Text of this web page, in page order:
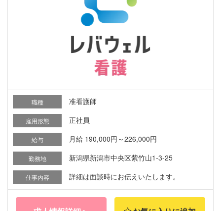
職種 准看護師
雇用形態 正社員
給与 月給 190,000円～226,000円
勤務地 新潟県新潟市中央区紫竹山1-3-25
仕事内容 詳細は面談時にお伝えいたします。